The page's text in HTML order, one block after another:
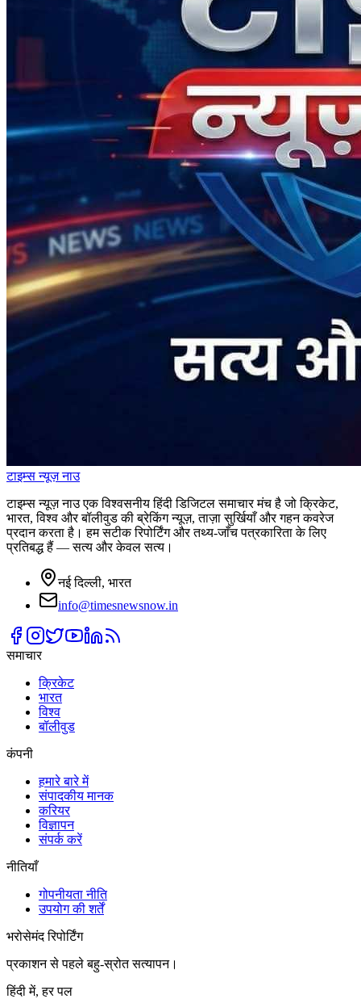
टाइम्सन्यूज़नाउ
टाइम्स न्यूज़ नाउ एक विश्वसनीय हिंदी डिजिटल समाचार मंच है जो क्रिकेट,
भारत, विश्व और बॉलीवुड की ब्रेकिंग न्यूज़, ताज़ा सुर्खियाँ और गहन कवरेज
प्रदान करता है। हम सटीक रिपोर्टिंग और तथ्य-जाँच पत्रकारिता के लिए
प्रतिबद्ध हैं — सत्य और केवल सत्य।
नई दिल्ली, भारत
info@timesnewsnow.in
समाचार
क्रिकेट
भारत
विश्व
बॉलीवुड
कंपनी
हमारे बारे में
संपादकीय मानक
करियर
विज्ञापन
संपर्क करें
नीतियाँ
गोपनीयता नीति
उपयोग की शर्तें
भरोसेमंद रिपोर्टिंग
प्रकाशन से पहले बहु-स्रोत सत्यापन।
हिंदी में, हर पल